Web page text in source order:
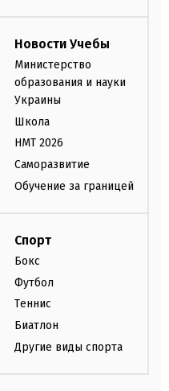
Новости Учебы
Министерство
образования и науки
Украины
Школа
НМТ 2026
Саморазвитие
Обучение за границей
Спорт
Бокс
Футбол
Теннис
Биатлон
Другие виды спорта